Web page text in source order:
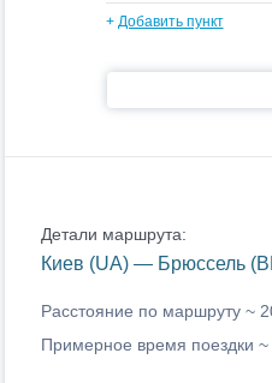
+ Добавить пункт
Детали маршрута:
Киев (UA) — Брюссель
Расстояние по маршруту ~
Примерное время поездки ~